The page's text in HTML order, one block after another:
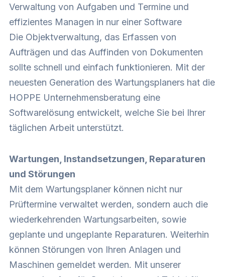
Verwaltung von Aufgaben und Termine und
effizientes Managen in nur einer Software
Die Objektverwaltung, das Erfassen von
Aufträgen und das Auffinden von Dokumenten
sollte schnell und einfach funktionieren. Mit der
neuesten Generation des Wartungsplaners hat die
HOPPE Unternehmensberatung eine
Softwarelösung entwickelt, welche Sie bei Ihrer
täglichen Arbeit unterstützt.
Wartungen, Instandsetzungen, Reparaturen
und Störungen
Mit dem Wartungsplaner können nicht nur
Prüftermine verwaltet werden, sondern auch die
wiederkehrenden Wartungsarbeiten, sowie
geplante und ungeplante Reparaturen. Weiterhin
können Störungen von Ihren Anlagen und
Maschinen gemeldet werden. Mit unserer